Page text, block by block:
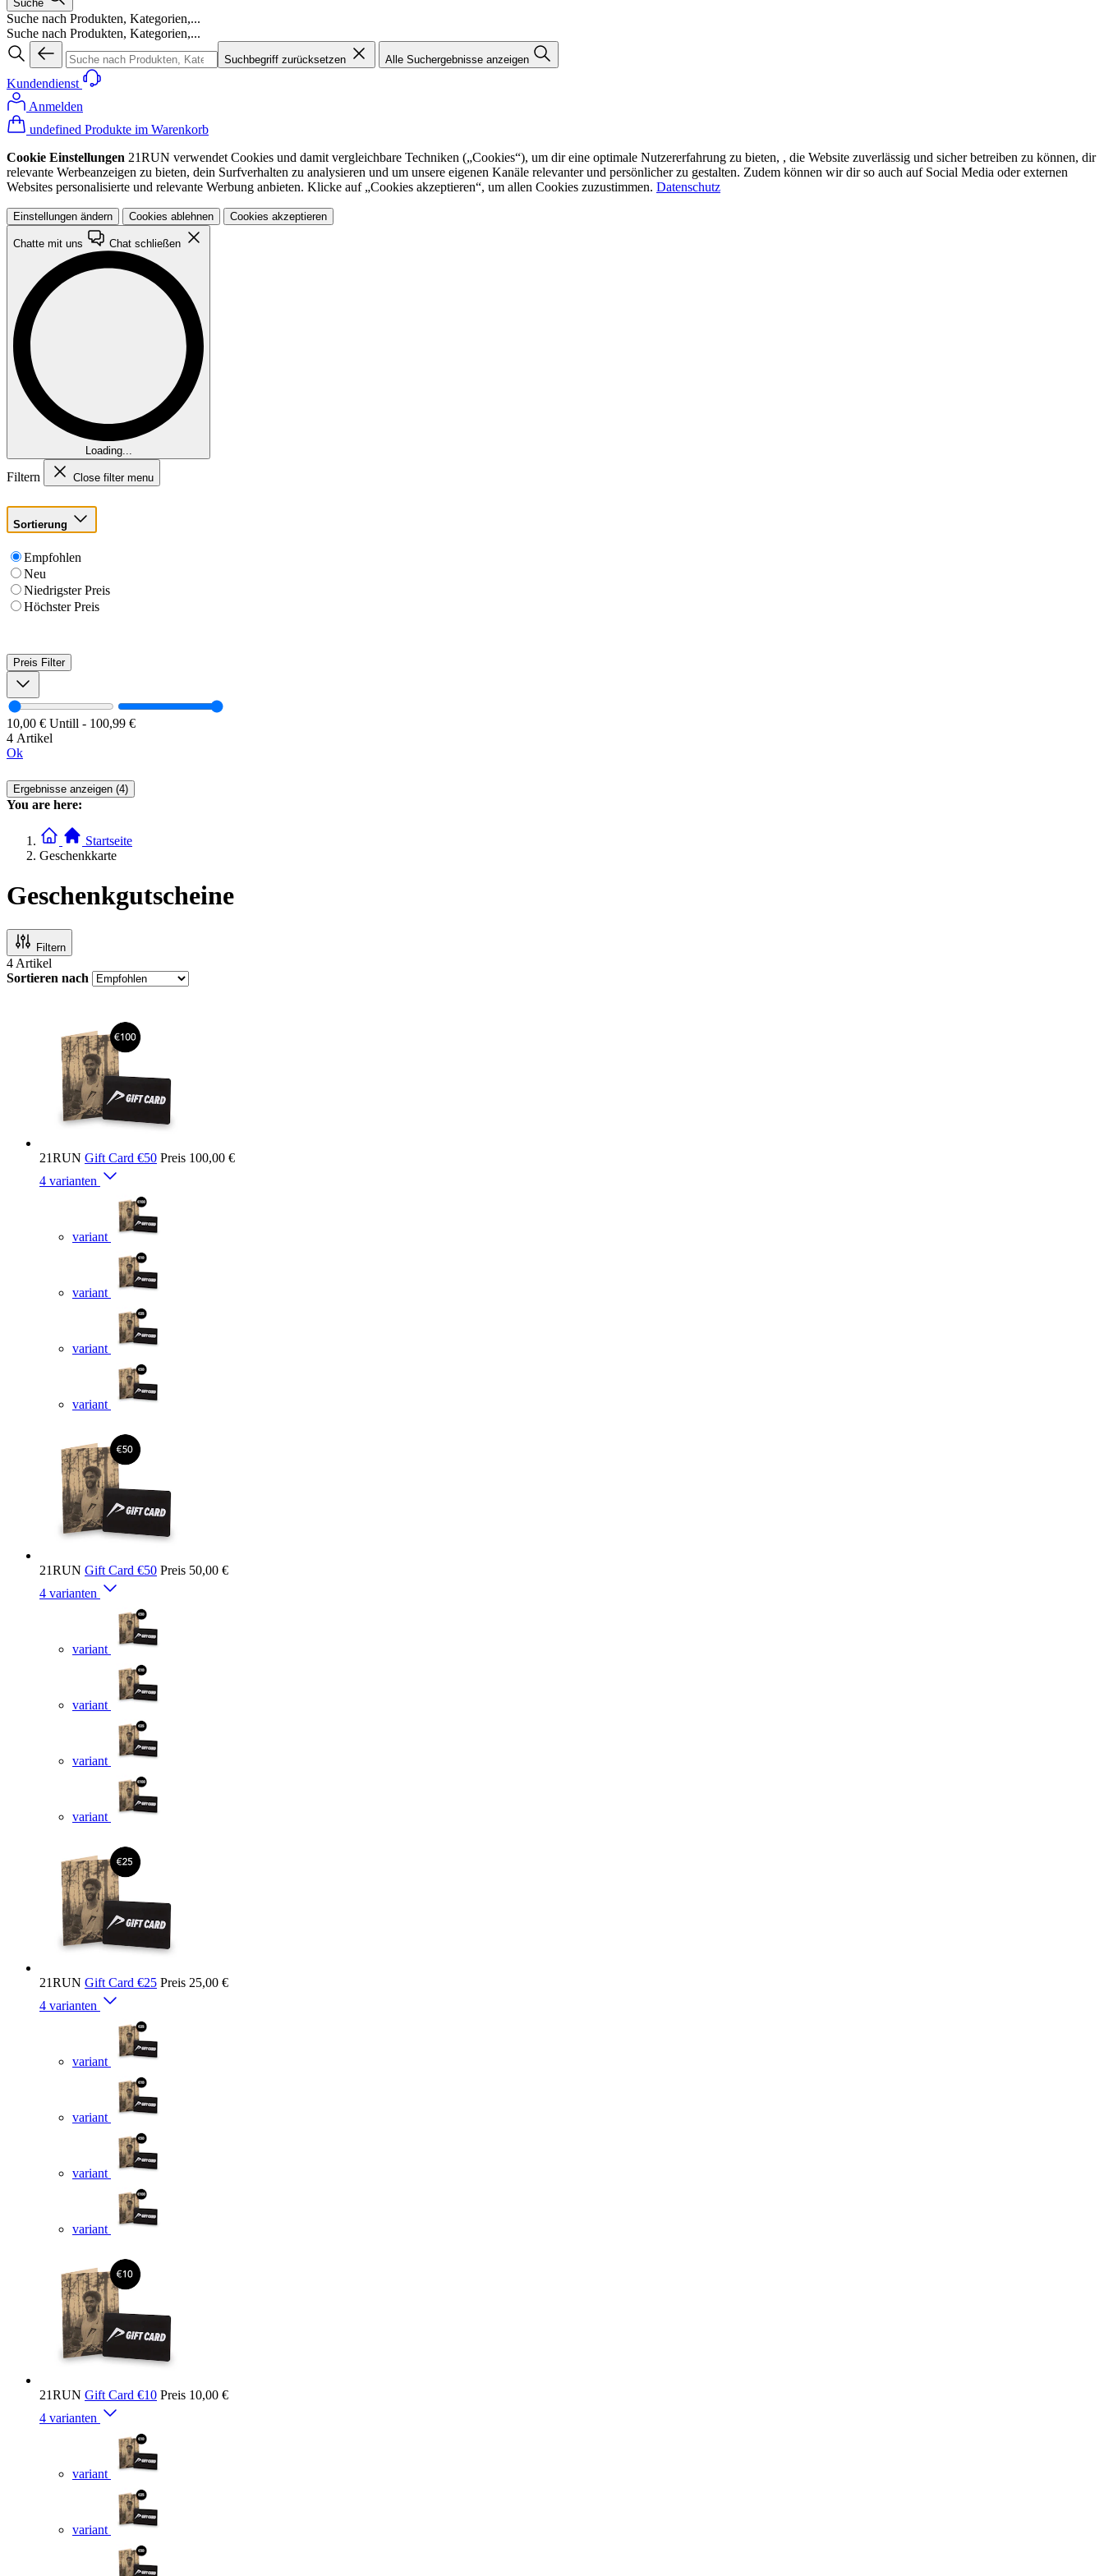
Suche
Suche nach Produkten, Kategorien,...
Suche nach Produkten, Kategorien,...
Suchbegriff zurücksetzen Alle Suchergebnisse anzeigen
Kundendienst
Anmelden
undefined Produkte im Warenkorb
Cookie Einstellungen 21RUN verwendet Cookies und damit vergleichbare Techniken („Cookies“), um dir eine optimale Nutzererfahrung zu bieten, , die Website zuverlässig und sicher betreiben zu können, dir
relevante Werbeanzeigen zu bieten, dein Surfverhalten zu analysieren und um unsere eigenen Kanäle relevanter und persönlicher zu gestalten. Zudem können wir dir so auch auf Social Media oder externen
Websites personalisierte und relevante Werbung anbieten. Klicke auf „Cookies akzeptieren“, um allen Cookies zuzustimmen. Datenschutz
Einstellungen ändern Cookies ablehnen Cookies akzeptieren
Chatte mit uns Chat schließen
Loading...
Filtern Close filter menu
Sortierung
Empfohlen
Neu
Niedrigster Preis
Höchster Preis
Preis Filter
10,00 € Untill - 100,99 €
4 Artikel
Ok
Ergebnisse anzeigen (4)
You are here:
Startseite
Geschenkkarte
Geschenkgutscheine
Filtern
4 Artikel
Sortieren nach
21RUN Gift Card €50 Preis 100,00 €
4 varianten
variant
variant
variant
variant
21RUN Gift Card €50 Preis 50,00 €
4 varianten
variant
variant
variant
variant
21RUN Gift Card €25 Preis 25,00 €
4 varianten
variant
variant
variant
variant
21RUN Gift Card €10 Preis 10,00 €
4 varianten
variant
variant